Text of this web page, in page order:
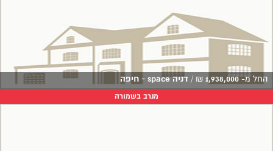
החל מ- 1,938,000
₪
/ דניה space - חיפה
מנרב בשמורה